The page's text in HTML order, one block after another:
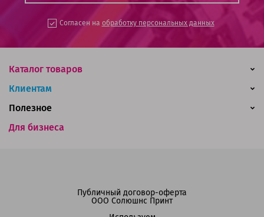
Согласен на обработку персональных данных
Каталог товаров
Клиентам
Для бизнеса
Полезное
Публичный договор-оферта
ООО Солюшнс Принт